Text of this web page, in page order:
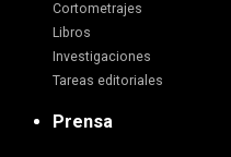
Cortometrajes
Libros
Investigaciones
Tareas editoriales
Prensa